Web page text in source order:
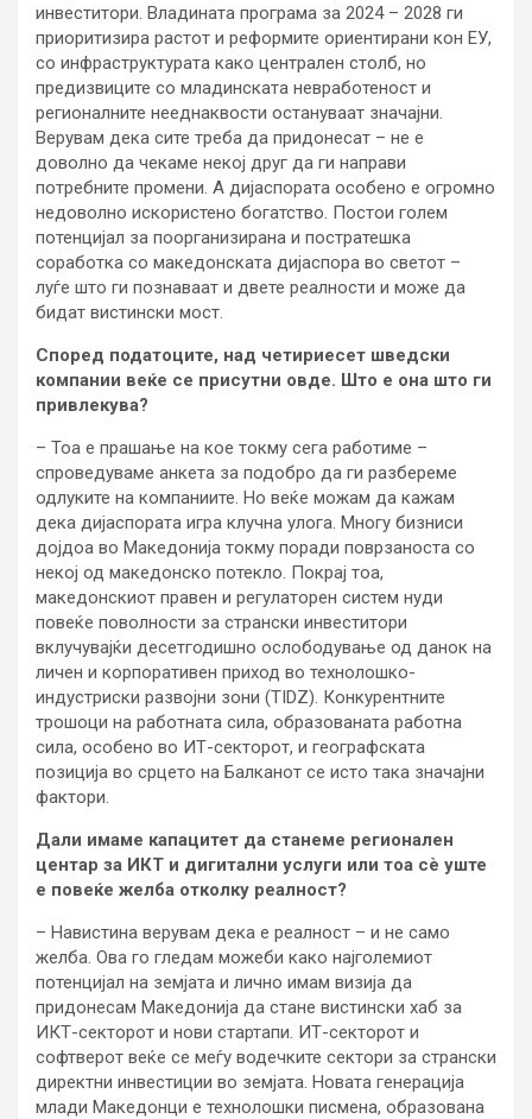
инвеститори. Владината програма за 2024 – 2028 ги
приоритизира растот и реформите ориентирани кон ЕУ,
со инфраструктурата како централен столб, но
предизвиците со младинската невработеност и
регионалните нееднаквости остануваат значајни.
Верувам дека сите треба да придонесат – не е
доволно да чекаме некој друг да ги направи
потребните промени. А дијаспората особено е огромно
недоволно искористено богатство. Постои голем
потенцијал за поорганизирана и постратешка
соработка со македонската дијаспора во светот –
луѓе што ги познаваат и двете реалности и може да
бидат вистински мост.
Според податоците, над четириесет шведски
компании веќе се присутни овде. Што е она што ги
привлекува?
– Тоа е прашање на кое токму сега работиме –
спроведуваме анкета за подобро да ги разбереме
одлуките на компаниите. Но веќе можам да кажам
дека дијаспората игра клучна улога. Многу бизниси
дојдоа во Македонија токму поради поврзаноста со
некој од македонско потекло. Покрај тоа,
македонскиот правен и регулаторен систем нуди
повеќе поволности за странски инвеститори
вклучувајќи десетгодишно ослободување од данок на
личен и корпоративен приход во технолошко-
индустриски развојни зони (TIDZ). Конкурентните
трошоци на работната сила, образованата работна
сила, особено во ИТ-секторот, и географската
позиција во срцето на Балканот се исто така значајни
фактори.
Дали имаме капацитет да станеме регионален
центар за ИКТ и дигитални услуги или тоа сè уште
е повеќе желба отколку реалност?
– Навистина верувам дека е реалност – и не само
желба. Ова го гледам можеби како најголемиот
потенцијал на земјата и лично имам визија да
придонесам Македонија да стане вистински хаб за
ИКТ-секторот и нови стартапи. ИТ-секторот и
софтверот веќе се меѓу водечките сектори за странски
директни инвестиции во земјата. Новата генерација
млади Македонци е технолошки писмена, образована